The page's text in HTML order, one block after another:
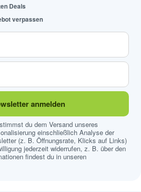
Deals
verpassen
anmelden
du dem Versand unseres
einschließlich Analyse der
(z. B. Öffnungsrate, Klicks auf Links)
jederzeit widerrufen, z. B. über den
findest du in unseren